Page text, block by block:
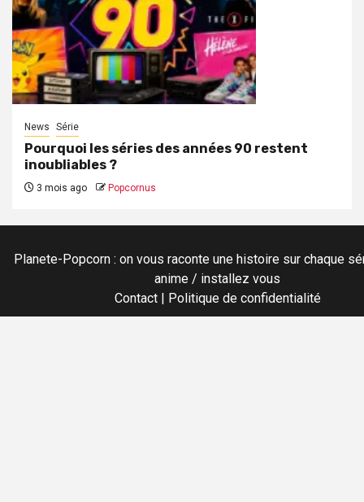
News Série
Pourquoi les séries des années 90 restent
inoubliables ?
3 mois ago Popcornus
Planete-Popcorn : on vous raconte une histoire sur chaque
anime / installez vous
Contact| Politique de confidentialité